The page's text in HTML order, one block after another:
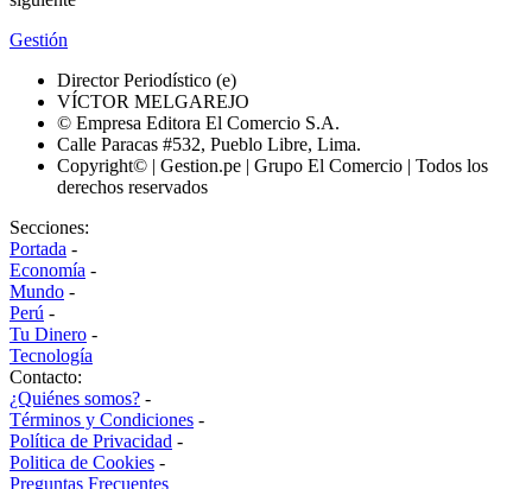
Gestión
Director Periodístico (e)
VÍCTOR MELGAREJO
© Empresa Editora El Comercio S.A.
Calle Paracas #532, Pueblo Libre, Lima.
Copyright© | Gestion.pe | Grupo El Comercio | Todos los
derechos reservados
Secciones:
Portada -
Economía -
Mundo -
Perú -
Tu Dinero -
Tecnología
Contacto:
¿Quiénes somos? -
Términos y Condiciones -
Política de Privacidad -
Politica de Cookies -
Preguntas Frecuentes